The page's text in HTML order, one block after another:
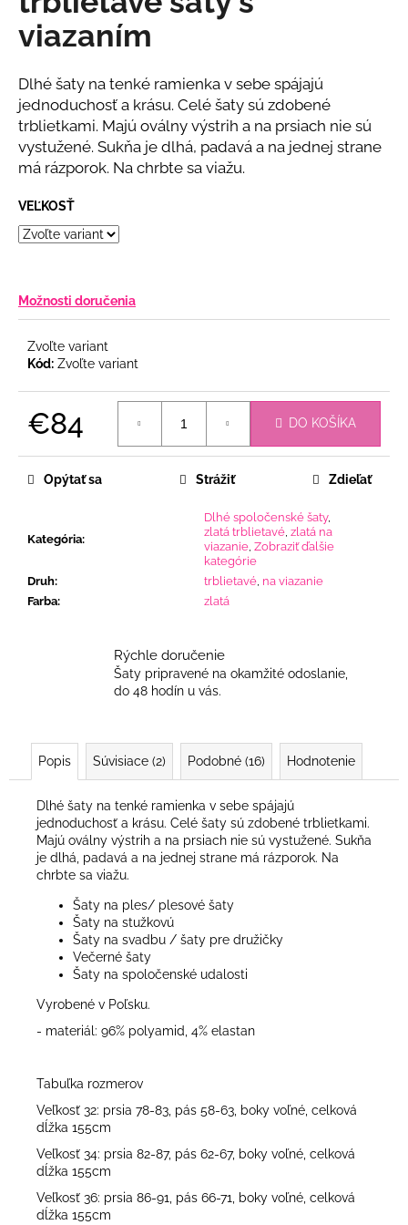
z
hviezdičiek.
viazaním
Dlhé šaty na tenké ramienka v sebe spájajú
jednoduchosť a krásu. Celé šaty sú zdobené
trblietkami. Majú oválny výstrih a na prsiach nie sú
vystužené. Sukňa je dlhá, padavá a na jednej strane
má rázporok. Na chrbte sa viažu.
VEĽKOSŤ
Možnosti doručenia
Zvoľte variant
Kód: Zvoľte variant
€84 DO KOŠÍKA
Kategória:
Dlhé spoločenské šaty,
zlatá trblietavé zlatá na
viazanie Zobraziť ďalšie
kategórie
Druh: trblietavé na viazanie
Farba: zlatá
Opýtať sa Strážiť Zdieľať
Rýchle doručenie
Šaty pripravené na okamžité odoslanie,
do 48 hodín u vás.
Popis Súvisiace (2) Podobné (16) Hodnotenie
Dlhé šaty na tenké ramienka v sebe spájajú
jednoduchosť a krásu. Celé šaty sú zdobené trblietkami.
Majú oválny výstrih a na prsiach nie sú vystužené. Sukňa
je dlhá, padavá a na jednej strane má rázporok. Na
chrbte sa viažu.
Šaty na ples/ plesové šaty
Šaty na stužkovú
Šaty na svadbu / šaty pre družičky
Večerné šaty
Šaty na spoločenské udalosti
Vyrobené v Poľsku.
- materiál: 96% polyamid, 4% elastan
Tabuľka rozmerov
Veľkosť 32: prsia 78-83, pás 58-63, boky voľné, celková
dĺžka 155cm
Veľkosť 34: prsia 82-87, pás 62-67, boky voľné, celková
dĺžka 155cm
Veľkosť 36: prsia 86-91, pás 66-71, boky voľné, celková
dĺžka 155cm
m
BLEDOMODRÉ
KVETINOVÉ
ŠATY
SO
ZLATOU
RETIAZKOU